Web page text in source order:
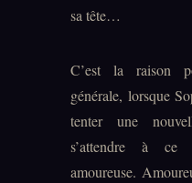
sa tête…
C’est la raison
générale, lorsque
tenter une
s’attendre à ce
amoureuse.